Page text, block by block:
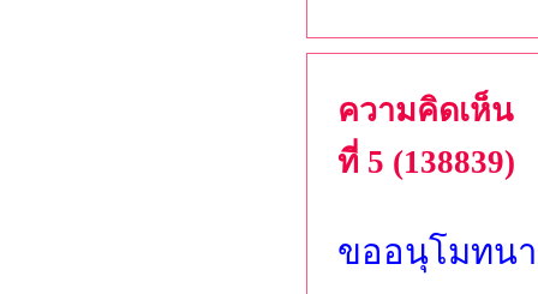
ความคิดเห็น
ที่ 5 (138839)
ขออนุโมทน